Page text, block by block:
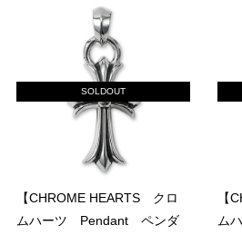
SOLDOUT
【CHROME HEARTS クロ
ムハーツ Pendant ペンダ
【
ム